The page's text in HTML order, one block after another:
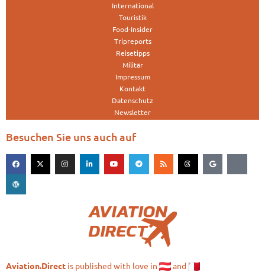
International
Touristik
Food-Insider
Tripreports
Reisetipps
Militär
Impressum
Kontakt
Datenschutz
Newsletter
Besuchen Sie uns auch auf
Aviation.Direct is published with love in and